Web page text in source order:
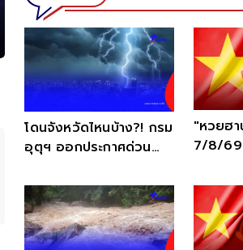
โดนจังหวัดไหนบ้าง?! กรม
อุตุฯ ออกประกาศด่วน
ตกหนัก
"หวยฮ
7/8/69
สดที่นี่